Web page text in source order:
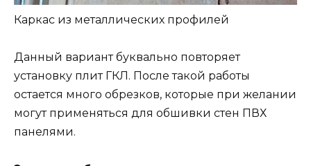
Каркас из металлических профилей
Данный вариант буквально повторяет
установку плит ГКЛ. После такой работы
остается много обрезков, которые при желании
могут применяться для обшивки стен ПВХ
панелями.